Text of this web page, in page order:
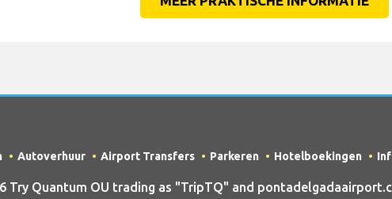
Autoverhuur Airport Transfers Parkeren Hotelboekingen
Try Quantum OU trading as "TripTQ" and